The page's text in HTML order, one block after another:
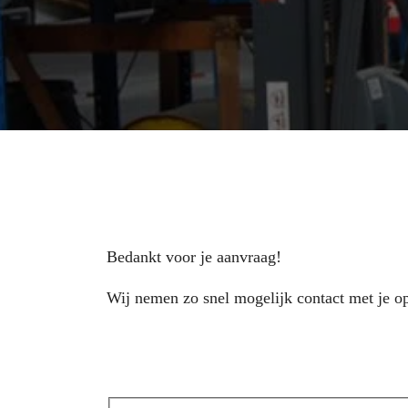
Bedankt voor je aanvraag!
Wij nemen zo snel mogelijk contact met je